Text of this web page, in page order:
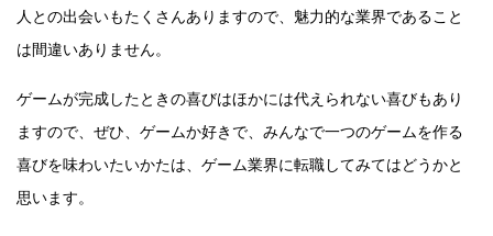
人との出会いもたくさんありますので、魅力的な業界であること
は間違いありません。
ゲームが完成したときの喜びはほかには代えられない喜びもあり
ますので、ぜひ、ゲームか好きで、みんなで一つのゲームを作る
喜びを味わいたいかたは、ゲーム業界に転職してみてはどうかと
思います。